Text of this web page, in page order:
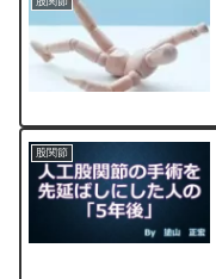
股関節